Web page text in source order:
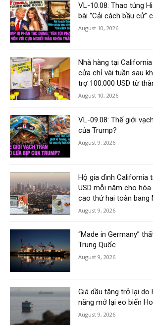
VL-10.08: Thao túng
bài “Cải cách bầu cử”
August 10, 2026
Nhà hàng tại
cửa chỉ vài tuần sau
trợ 100.000 USD từ
August 10, 2026
VL-09.08: Thế giới
của Trump?
August 9, 2026
Hộ gia đình California
USD mỗi năm cho
cao thứ hai toàn bang
August 9, 2026
“Made in Germany”
Trung Quốc
August 9, 2026
Giá dầu tăng trở lại do
năng mở lại eo biển
August 9, 2026